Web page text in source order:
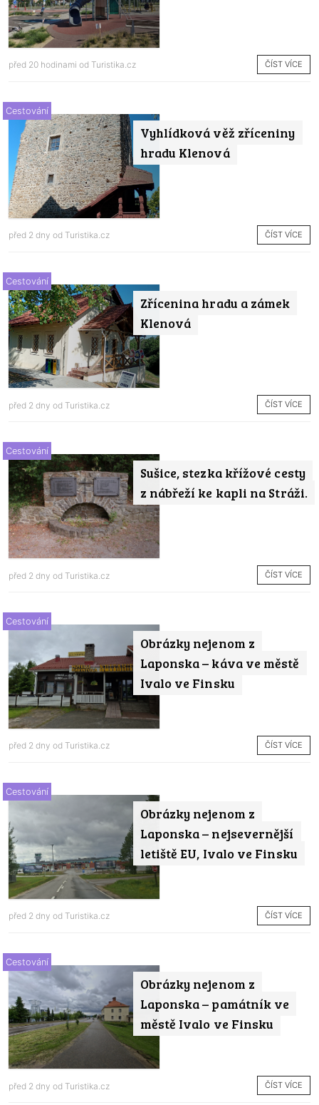
před 20 hodinami od Turistika.cz ČÍST VÍCE
Vyhlídková věž zříceniny
hradu Klenová
Cestování
před 2 dny od Turistika.cz ČÍST VÍCE
Zřícenina hradu a zámek
Klenová
Cestování
před 2 dny od Turistika.cz ČÍST VÍCE
Sušice, stezka křížové cesty
z nábřeží ke kapli na Stráži.
Cestování
před 2 dny od Turistika.cz ČÍST VÍCE
Obrázky nejenom z
Laponska – káva ve městě
Ivalo ve Finsku
Cestování
před 2 dny od Turistika.cz ČÍST VÍCE
Obrázky nejenom z
Laponska – nejsevernější
letiště EU, Ivalo ve Finsku
Cestování
před 2 dny od Turistika.cz ČÍST VÍCE
Obrázky nejenom z
Laponska – památník ve
městě Ivalo ve Finsku
Cestování
před 2 dny od Turistika.cz ČÍST VÍCE